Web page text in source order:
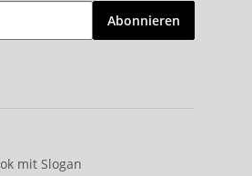
Abonnieren